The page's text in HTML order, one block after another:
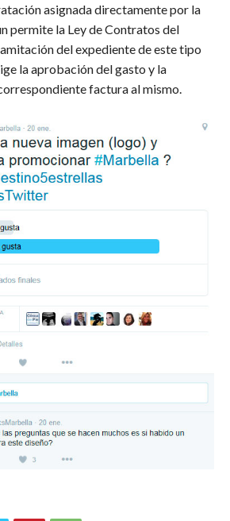
asignada directamente por la
permite la Ley de Contratos del
del expediente de este tipo
la aprobación del gasto y la
factura al mismo.